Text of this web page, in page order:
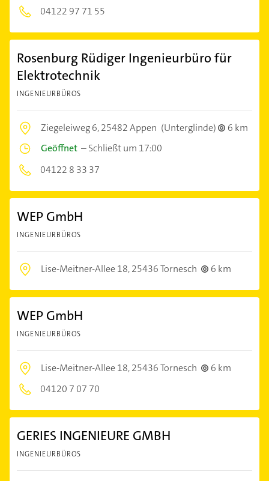
04122 97 71 55
Rosenburg Rüdiger Ingenieurbüro für
Elektrotechnik
INGENIEURBÜROS
Ziegeleiweg 6,25482 Appen (Unterglinde)
6 km
Geöffnet –Schließt um 17:00
04122 8 33 37
WEP GmbH
INGENIEURBÜROS
Lise-Meitner-Allee 18,25436 Tornesch 6 km
WEP GmbH
INGENIEURBÜROS
Lise-Meitner-Allee 18,25436 Tornesch
6 km
04120 7 07 70
GERIES INGENIEURE GMBH
INGENIEURBÜROS